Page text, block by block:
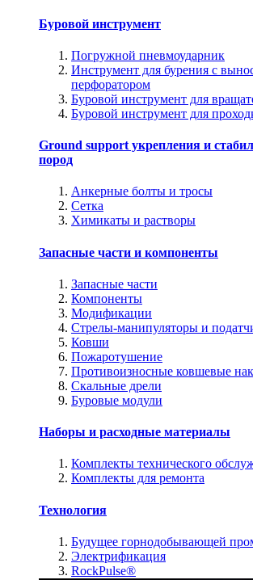
Буровой инструмент
Погружной пневмоударник
Инструмент для бурения с
перфоратором
Буровой инструмент для
Буровой инструмент для
Ground support укрепления и
пород
Анкерные болты и тросы
Сетка
Химикаты и растворы
Запасные части и компоненты
Запасные части
Компоненты
Модификации
Стрелы-манипуляторы и
Ковши
Пожаротушение
Противоизносные ковшевые
Скальные дрели
Буровые модули
Наборы и расходные материалы
Комплекты технического
Комплекты для ремонта
Технология
Будущее горнодобывающей
Электрификация
RockPulse®